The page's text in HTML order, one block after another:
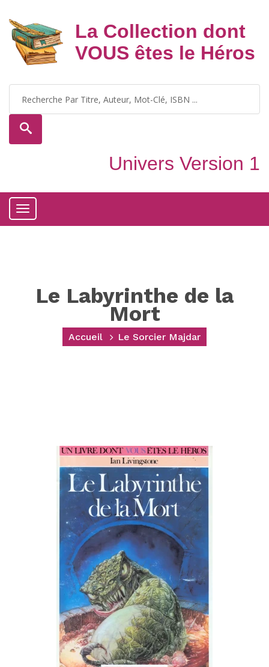
La Collection dont
VOUS êtes le Héros
Univers Version 1
Toggle
Le Labyrinthe de la
Mort
Accueil Le Sorcier Majdar